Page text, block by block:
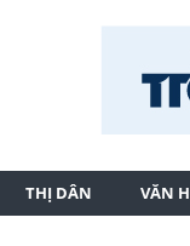
THỊ DÂN VĂN